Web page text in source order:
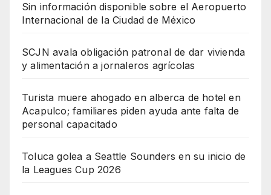
Sin información disponible sobre el Aeropuerto
Internacional de la Ciudad de México
SCJN avala obligación patronal de dar vivienda
y alimentación a jornaleros agrícolas
Turista muere ahogado en alberca de hotel en
Acapulco; familiares piden ayuda ante falta de
personal capacitado
Toluca golea a Seattle Sounders en su inicio de
la Leagues Cup 2026